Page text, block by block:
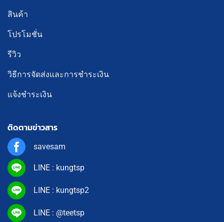
สินค้า
โปรโมชั่น
รีวิว
วิธีการจัดส่งและการชำระเงิน
แจ้งชำระเงิน
ติดตามข่าวสาร
savesam
LINE : kungtsp
LINE : kungtsp2
LINE : @teetsp